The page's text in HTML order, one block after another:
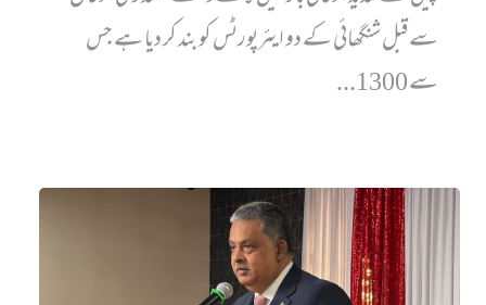
سے قبل شنگھائی کے دو ایئرپورٹس کو بند کر دیا ہے جس
سے 1300...